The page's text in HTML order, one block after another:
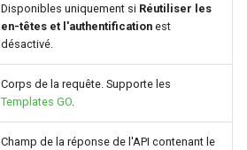
Disponibles uniquement si Réutiliser les
en-têtes et l'authentification est
désactivé.
Corps de la requête. Supporte les
Templates GO
Champ de la réponse de l'API contenant le